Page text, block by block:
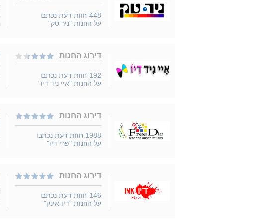
448 חוות דעת נכתבו
על החנות "ניר טק"
דירוג החנות
192 חוות דעת נכתבו
על החנות "איי ניד דיו"
דירוג החנות
1988 חוות דעת נכתבו
על החנות "פרי דיו"
דירוג החנות
146 חוות דעת נכתבו
על החנות "דיו אינק"